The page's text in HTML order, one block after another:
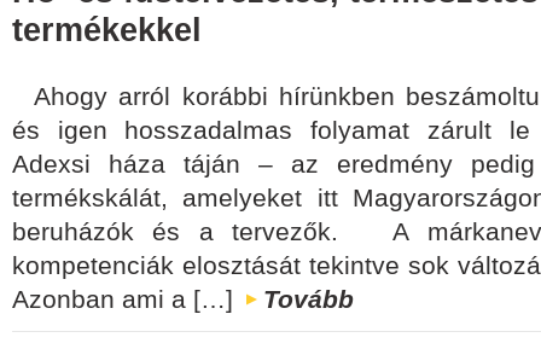
termékekkel
Ahogy arról korábbi hírünkben
és igen hosszadalmas folyamat zárult le
Adexsi háza táján – az eredmény
termékskálát, amelyeket itt
beruházók és a tervezők. A
kompetenciák elosztását tekintve sok
Azonban ami a […]
Tovább